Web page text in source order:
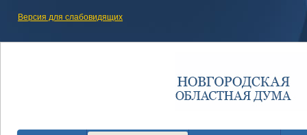
Версия для слабовидящих